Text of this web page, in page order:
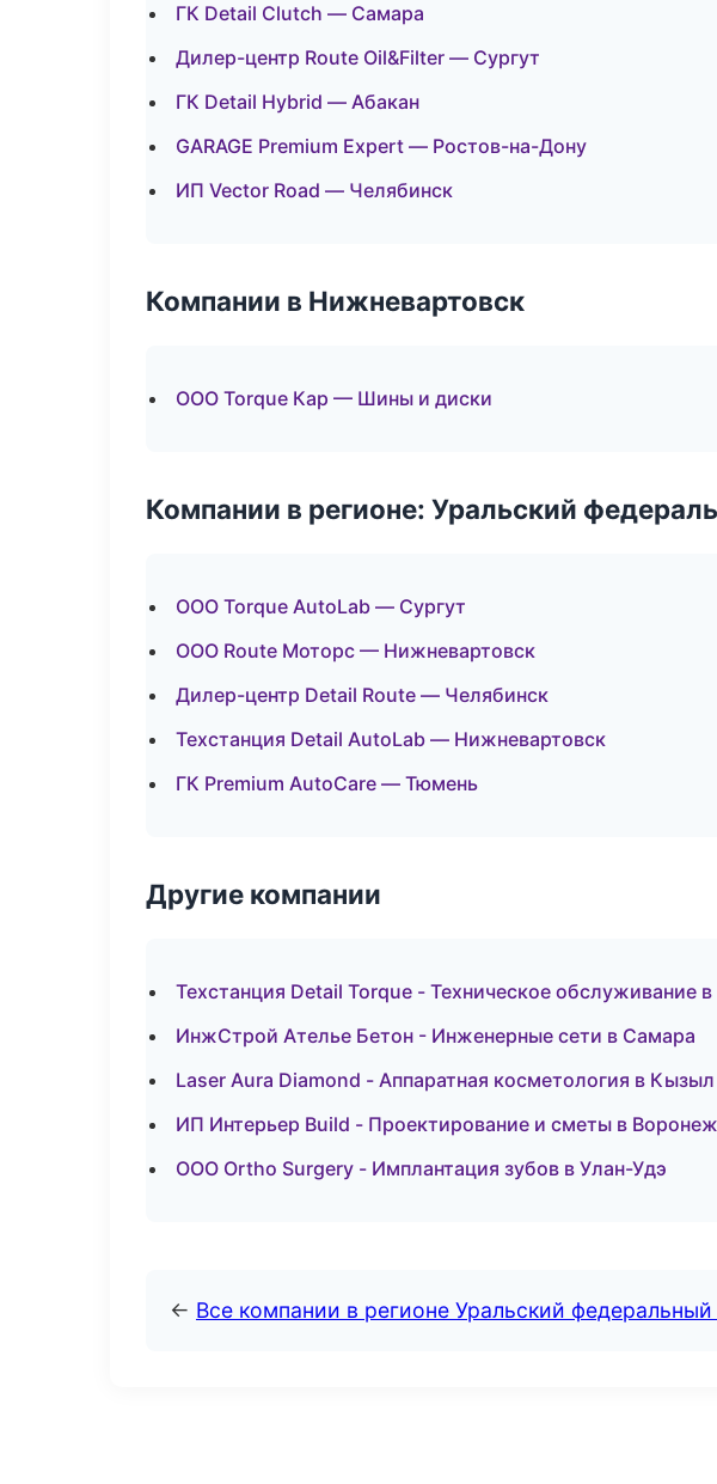
ГК Detail Clutch — Самара
Дилер-центр Route Oil&Filter — Сургут
ГК Detail Hybrid — Абакан
GARAGE Premium Expert — Ростов-на-Дону
ИП Vector Road — Челябинск
Компании в Нижневартовск
ООО Torque Кар — Шины и диски
Компании в регионе: Уральский
ООО Torque AutoLab — Сургут
ООО Route Моторс — Нижневартовск
Дилер-центр Detail Route — Челябинск
Техстанция Detail AutoLab — Нижневартовск
ГК Premium AutoCare — Тюмень
Другие компании
Техстанция Detail Torque - Техническое обслуживание в
ИнжСтрой Ателье Бетон - Инженерные сети в Самара
Laser Aura Diamond - Аппаратная косметология в Кызыл
ИП Интерьер Build - Проектирование и сметы в Воронеж
ООО Ortho Surgery - Имплантация зубов в Улан-Удэ
← Все компании в регионе Уральский федеральный